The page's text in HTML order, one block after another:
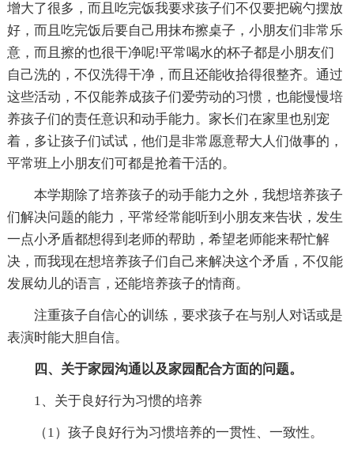
增大了很多，而且吃完饭我要求孩子们不仅要把碗勺摆放
好，而且吃完饭后要自己用抹布擦桌子，小朋友们非常乐
意，而且擦的也很干净呢!平常喝水的杯子都是小朋友们
自己洗的，不仅洗得干净，而且还能收拾得很整齐。通过
这些活动，不仅能养成孩子们爱劳动的习惯，也能慢慢培
养孩子们的责任意识和动手能力。家长们在家里也别宠
着，多让孩子们试试，他们是非常愿意帮大人们做事的，
平常班上小朋友们可都是抢着干活的。
本学期除了培养孩子的动手能力之外，我想培养孩子
们解决问题的能力，平常经常能听到小朋友来告状，发生
一点小矛盾都想得到老师的帮助，希望老师能来帮忙解
决，而我现在想培养孩子们自己来解决这个矛盾，不仅能
发展幼儿的语言，还能培养孩子的情商。
注重孩子自信心的训练，要求孩子在与别人对话或是
表演时能大胆自信。
四、关于家园沟通以及家园配合方面的问题。
1、关于良好行为习惯的培养
（1）孩子良好行为习惯培养的一贯性、一致性。